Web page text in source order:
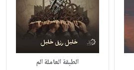
الطبقة العاملة الم